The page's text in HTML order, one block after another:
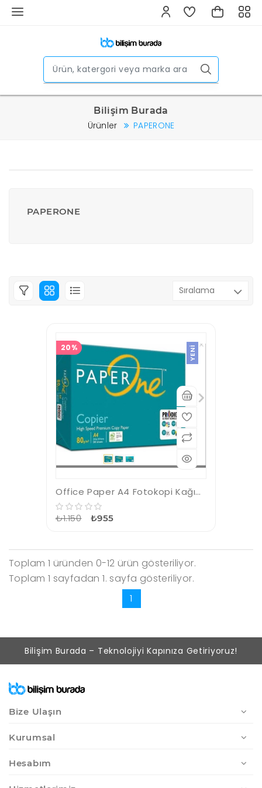
Bilişim Burada
Ürünler PAPERONE
PAPERONE
20% YENI
Office Paper A4 Fotokopi Kağıdı 80gr-500 lü 1 koli= 5 paket
₺1.150 ₺955
Toplam 1 üründen 0-12 ürün gösteriliyor.
Toplam 1 sayfadan 1. sayfa gösteriliyor.
1
Bilişim Burada – Teknolojiyi Kapınıza Getiriyoruz!
Bize Ulaşın
Kurumsal
Hesabım